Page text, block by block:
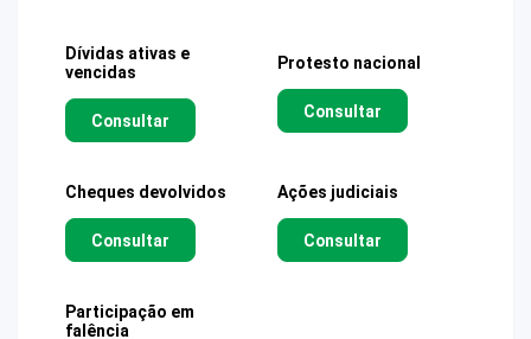
Dívidas ativas e
vencidas
Consultar
Protesto nacional
Consultar
Cheques devolvidos
Consultar
Ações judiciais
Consultar
Participação em
falência